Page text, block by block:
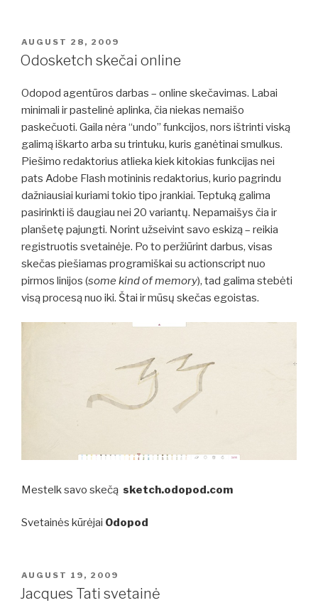
POSTED
ON
AUGUST 28, 2009
Odosketch skečai online
Odopod agentūros darbas – online skečavimas. Labai
minimali ir pastelinė aplinka, čia niekas nemaišo
paskečuoti. Gaila nėra “undo” funkcijos, nors ištrinti viską
galimą iškarto arba su trintuku, kuris ganėtinai smulkus.
Piešimo redaktorius atlieka kiek kitokias funkcijas nei
pats Adobe Flash motininis redaktorius, kurio pagrindu
dažniausiai kuriami tokio tipo įrankiai. Teptuką galima
pasirinkti iš daugiau nei 20 variantų. Nepamaišys čia ir
planšetę pajungti. Norint užseivint savo eskizą – reikia
registruotis svetainėje. Po to peržiūrint darbus, visas
skečas piešiamas programiškai su actionscript nuo
pirmos linijos (some kind of memory), tad galima stebėti
visą procesą nuo iki. Štai ir mūsų skečas egoistas.
Mestelk savo skečą sketch.odopod.com
Svetainės kūrėjai Odopod
POSTED
ON
AUGUST 19, 2009
Jacques Tati svetainė